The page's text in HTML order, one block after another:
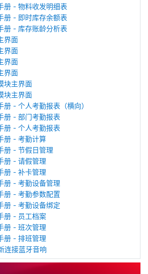
册 - 物料收发明细表
册 - 即时库存余额表
册 - 库存账龄分析表
界面
界面
界面
界面
块主界面
块主界面
- 个人考勤报表（横向）
册 - 部门考勤报表
册 - 个人考勤报表
册 - 考勤计算
册 - 节假日管理
册 - 请假管理
册 - 补卡管理
册 - 考勤设备管理
册 - 考勤参数配置
册 - 考勤设备绑定
册 - 员工档案
册 - 班次管理
册 - 排班管理
连接蓝牙音响